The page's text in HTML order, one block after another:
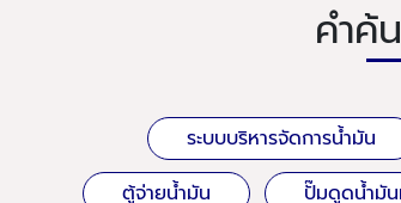
คำค้
ระบบบริหารจัดการน้ำมัน
ตู้จ่ายน้ำมัน
ปั๊มดูดน้ำมั